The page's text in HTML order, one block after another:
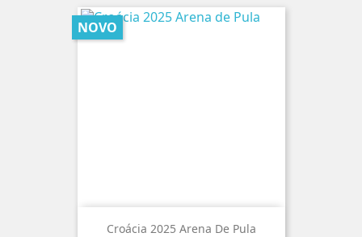
Croácia 2025 Arena De Pula
NOVO